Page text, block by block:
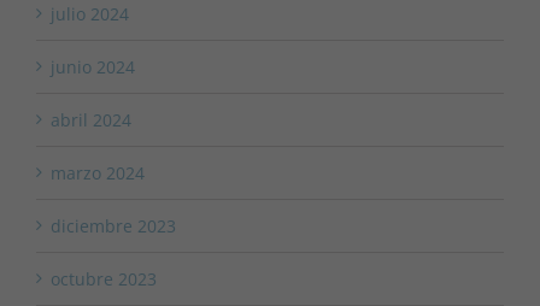
julio 2024
junio 2024
abril 2024
marzo 2024
diciembre 2023
octubre 2023